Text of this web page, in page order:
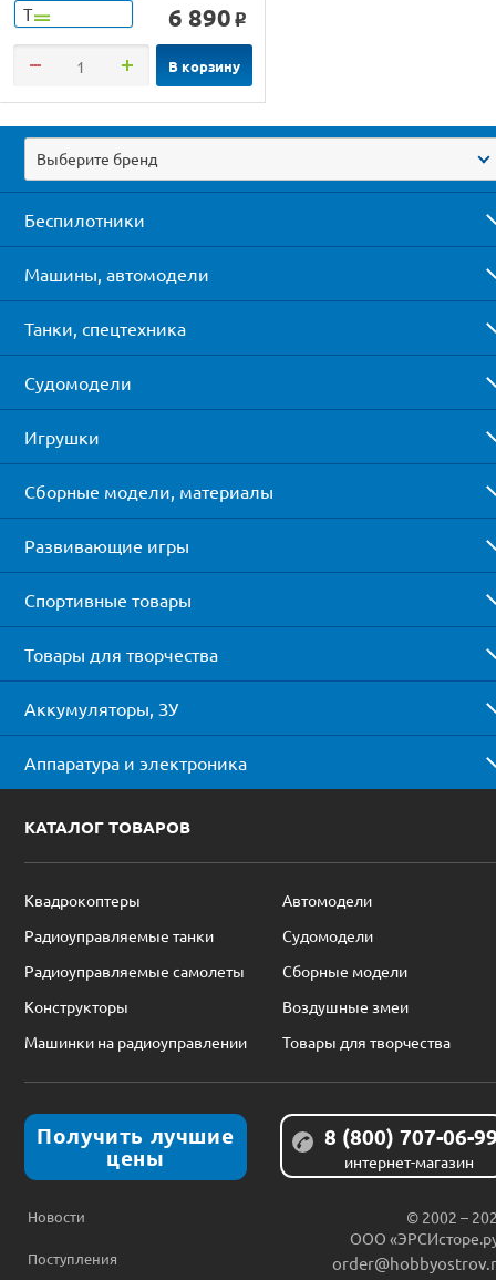
Т 6 890 o
В корзину
Выберите бренд
Беспилотники
Машины, автомодели
Танки, спецтехника
Судомодели
Игрушки
Сборные модели, материалы
Развивающие игры
Спортивные товары
Товары для творчества
Аккумуляторы, ЗУ
Аппаратура и электроника
КАТАЛОГ ТОВАРОВ
Квадрокоптеры
Автомодели
Радиоуправляемые танки
Судомодели
Радиоуправляемые самолеты
Сборные модели
Конструкторы
Воздушные змеи
Машинки на радиоуправлении
Товары для творчества
Получить лучшие
цены
8 (800) 707-06-
интернет-магазин
Новости
Поступления
© 2002 –
ООО